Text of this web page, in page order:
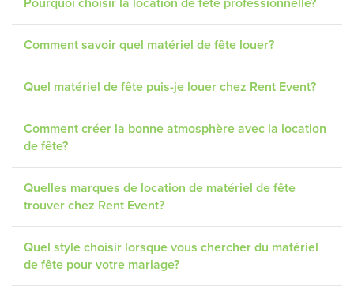
Pourquoi choisir la location de fête professionnelle?
Comment savoir quel matériel de fête louer?
Quel matériel de fête puis-je louer chez Rent Event?
Comment créer la bonne atmosphère avec la location
de fête?
Quelles marques de location de matériel de fête
trouver chez Rent Event?
Quel style choisir lorsque vous chercher du matériel
de fête pour votre mariage?